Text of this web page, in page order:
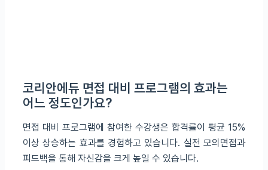
코리안에듀 면접 대비 프로그램의 효과는
어느 정도인가요?
면접 대비 프로그램에 참여한 수강생은 합격률이 평균 15%
이상 상승하는 효과를 경험하고 있습니다. 실전 모의면접과
피드백을 통해 자신감을 크게 높일 수 있습니다.